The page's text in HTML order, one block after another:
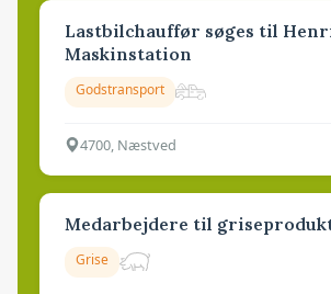
Lastbilchauffør søges til
Maskinstation
Godstransport
4700, Næstved
Medarbejdere til
Grise